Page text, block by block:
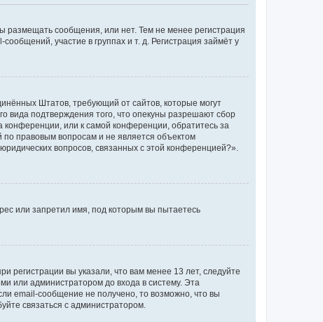
размещать сообщения, или нет. Тем не менее регистрация
участие в группах и т. д. Регистрация займёт у
Штатов, требующий от сайтов, которые могут
вида подтверждения того, что опекуны разрешают сбор
или к самой конференции, обратитесь за
правовым вопросам и не является объектом
вопросов, связанных с этой конференцией?».
или запретил имя, под которым вы пытаетесь
регистрации вы указали, что вам менее 13 лет, следуйте
или администратором до входа в систему. Эта
email-сообщение не получено, то возможно, что вы
связаться с администратором.